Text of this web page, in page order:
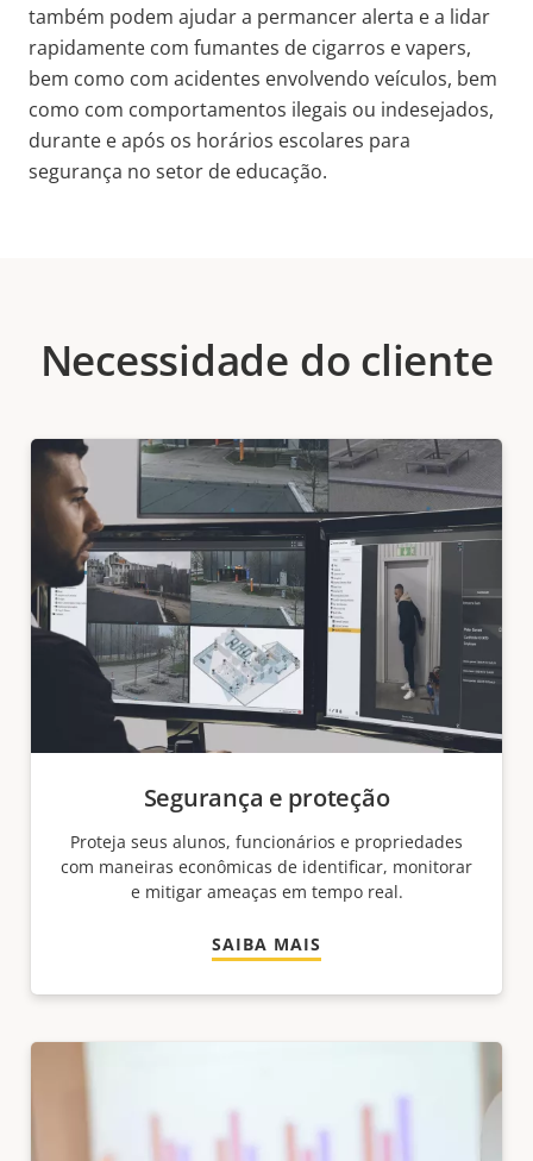
também podem ajudar a permancer alerta e a lidar
rapidamente com fumantes de cigarros e vapers,
bem como com acidentes envolvendo veículos, bem
como com comportamentos ilegais ou indesejados,
durante e após os horários escolares para
segurança no setor de educação.
Necessidade do cliente
Segurança e proteção
Proteja seus alunos, funcionários e propriedades
com maneiras econômicas de identificar, monitorar
e mitigar ameaças em tempo real.
SAIBA MAIS